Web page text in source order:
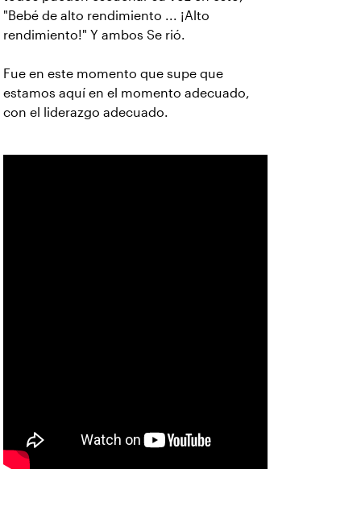
"Bebé de alto rendimiento ... ¡Alto
rendimiento!" Y ambos Se rió.
Fue en este momento que supe que
estamos aquí en el momento adecuado,
con el liderazgo adecuado.